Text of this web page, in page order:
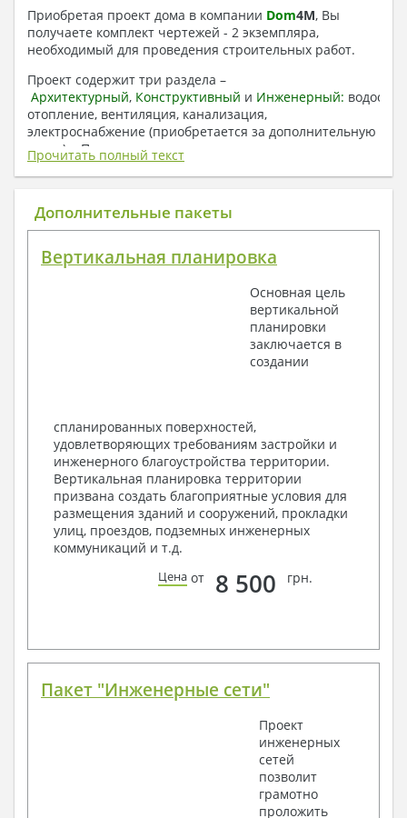
Приобретая проект дома в компании Dom4M, Вы
получаете комплект чертежей - 2 экземпляра,
необходимый для проведения строительных работ.
Проект содержит три раздела –
Архитектурный, Конструктивный и Инженерный:
отопление, вентиляция, канализация,
электроснабжение (приобретается за дополнительную
плату) + Пояснительная записка.
1. Архитектурный раздел:
Общие данные по проекту
Поэтажные маркировочные планы с
Разрезы и состав конструкций
Фасады с ведомостью внешних отделок
Элементы проемов – спецификация
Ведомость перемычек – сечения и
Архитектурные узлы в конструкциях
2. Конструктивный раздел:
Общие данные по проекту
Схемы расположения и расчеты фундаментов
Элементы каркаса – схемы расположения
Схема расположения перекрытий
Опоры перекрытия на стены или Узлы
Элементы кровли – схемы расположения
3. Инженерный раздел (приобретается по желанию
за дополнительную плату):
Условные обозначения с общими данными
Поэтажная система водоснабжения и
Аксонометрическая схема водоснабжения и
Прочитать полный текст
Дополнительные пакеты
Вертикальная планировка
Основная цель
вертикальной
планировки
заключается в
создании
спланированных поверхностей,
удовлетворяющих требованиям застройки и
инженерного благоустройства территории.
Вертикальная планировка территории
призвана создать благоприятные условия для
размещения зданий и сооружений, прокладки
улиц, проездов, подземных инженерных
коммуникаций и т.д.
Цена от 8 500 грн.
Пакет "Инженерные сети"
Проект
инженерных
сетей
позволит
грамотно
проложить